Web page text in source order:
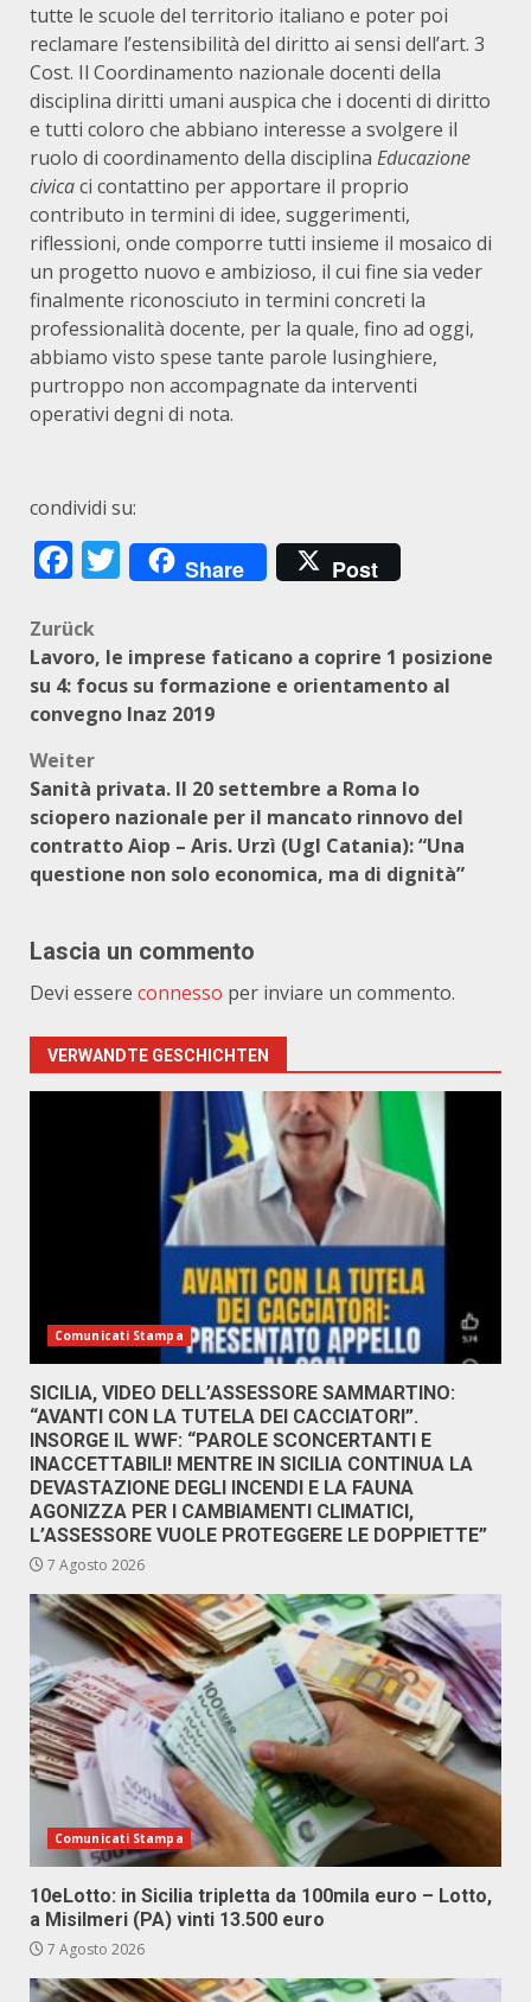
tutte le scuole del territorio italiano e poter poi
reclamare l’estensibilità del diritto ai sensi dell’art. 3
Cost. Il Coordinamento nazionale docenti della
disciplina diritti umani auspica che i docenti di diritto
e tutti coloro che abbiano interesse a svolgere il
ruolo di coordinamento della disciplina Educazione
civicaci contattino per apportare il proprio
contributo in termini di idee, suggerimenti,
riflessioni, onde comporre tutti insieme il mosaico di
un progetto nuovo e ambizioso, il cui fine sia veder
finalmente riconosciuto in termini concreti la
professionalità docente, per la quale, fino ad oggi,
abbiamo visto spese tante parole lusinghiere,
purtroppo non accompagnate da interventi
operativi degni di nota.
condividi su:
Facebook
Twitter
Share Post
Beitragsnavigation
Zurück
Lavoro, le imprese faticano a coprire 1 posizione
su 4: focus su formazione e orientamento al
convegno Inaz 2019
Weiter
Sanità privata. Il 20 settembre a Roma lo
sciopero nazionale per il mancato rinnovo del
contratto Aiop – Aris. Urzì (Ugl Catania): “Una
questione non solo economica, ma di dignità”
Lascia un commento
Devi essere connesso per inviare un commento.
VERWANDTE GESCHICHTEN
Comunicati Stampa
SICILIA, VIDEO DELL’ASSESSORE SAMMARTINO:
“AVANTI CON LA TUTELA DEI CACCIATORI”.
INSORGE IL WWF: “PAROLE SCONCERTANTI E
INACCETTABILI! MENTRE IN SICILIA CONTINUA LA
DEVASTAZIONE DEGLI INCENDI E LA FAUNA
AGONIZZA PER I CAMBIAMENTI CLIMATICI,
L’ASSESSORE VUOLE PROTEGGERE LE DOPPIETTE”
7 Agosto 2026
Comunicati Stampa
10eLotto: in Sicilia tripletta da 100mila euro – Lotto,
a Misilmeri (PA) vinti 13.500 euro
7 Agosto 2026